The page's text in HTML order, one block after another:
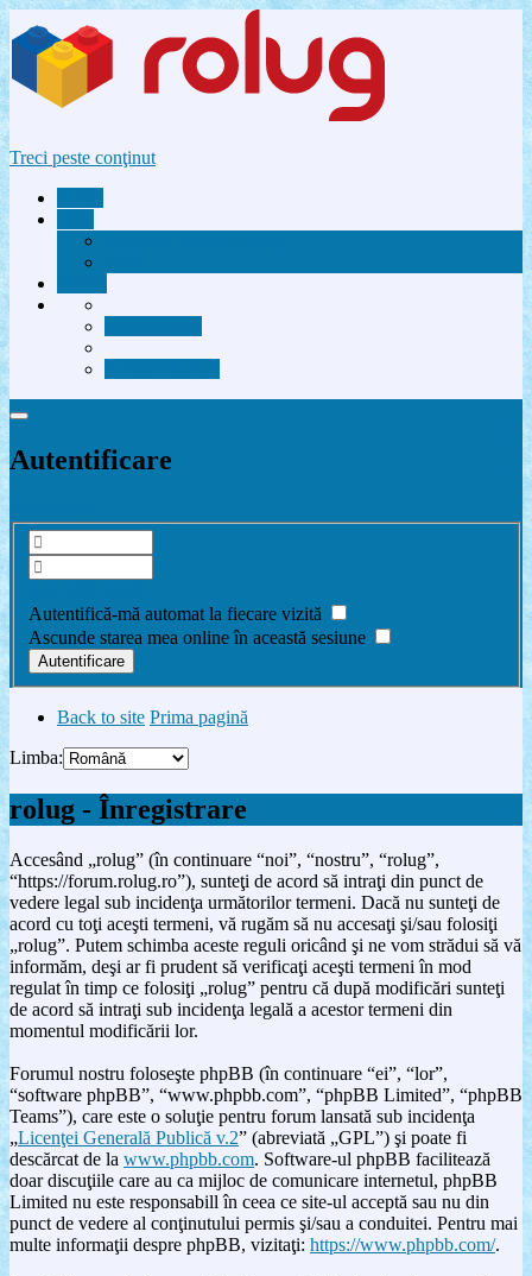
Treci peste conţinut
Autentificare
Autentifică-mă automat la fiecare vizită
Ascunde starea mea online în această sesiune
Back to site Prima pagină
Limba:
rolug - Înregistrare
Accesând „rolug” (în continuare “noi”, “nostru”, “rolug”,
“https://forum.rolug.ro”), sunteţi de acord să intraţi din punct de
vedere legal sub incidenţa următorilor termeni. Dacă nu sunteţi de
acord cu toţi aceşti termeni, vă rugăm să nu accesaţi şi/sau folosiţi
„rolug”. Putem schimba aceste reguli oricând şi ne vom strădui să vă
informăm, deşi ar fi prudent să verificaţi aceşti termeni în mod
regulat în timp ce folosiţi „rolug” pentru că după modificări sunteţi
de acord să intraţi sub incidenţa legală a acestor termeni din
momentul modificării lor.
Forumul nostru foloseşte phpBB (în continuare “ei”, “lor”,
“software phpBB”, “www.phpbb.com”, “phpBB Limited”, “phpBB
Teams”), care este o soluţie pentru forum lansată sub incidenţa
„Licenţei Generală Publică v.2” (abreviată „GPL”) şi poate fi
descărcat de la www.phpbb.com. Software-ul phpBB facilitează
doar discuţiile care au ca mijloc de comunicare internetul, phpBB
Limited nu este responsabill în ceea ce site-ul acceptă sau nu din
punct de vedere al conţinutului permis şi/sau a conduitei. Pentru mai
multe informaţii despre phpBB, vizitaţi: https://www.phpbb.com/.